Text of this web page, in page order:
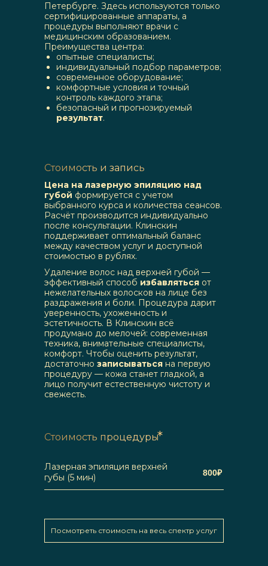
Петербурге. Здесь используются только
сертифицированные аппараты, а
процедуры выполняют врачи с
медицинским образованием.
Преимущества центра:
опытные специалисты;
индивидуальный подбор параметров;
современное оборудование;
комфортные условия и точный
контроль каждого этапа;
безопасный и прогнозируемый
результат.
Стоимость и запись
Цена на лазерную эпиляцию над
губой формируется с учетом
выбранного курса и количества сеансов.
Расчёт производится индивидуально
после консультации. Клинскин
поддерживает оптимальный баланс
между качеством услуг и доступной
стоимостью в рублях.
Удаление волос над верхней губой —
эффективный способ избавляться от
нежелательных волосков на лице без
раздражения и боли. Процедура дарит
уверенность, ухоженность и
эстетичность. В Клинскин всё
продумано до мелочей: современная
техника, внимательные специалисты,
комфорт. Чтобы оценить результат,
достаточно записываться на первую
процедуру — кожа станет гладкой, а
лицо получит естественную чистоту и
свежесть.
Стоимость процедуры*
Лазерная эпиляция верхней
губы (5 мин)
800₽
Посмотреть стоимость на весь спектр услуг